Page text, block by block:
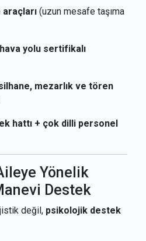
araçları (uzun mesafe taşıma
yolu sertifikalı
mezarlık ve tören
hattı + çok dilli personel
Yönelik
Destek
değil, psikolojik destek